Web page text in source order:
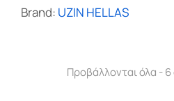
Brand: UZIN HELLAS
Προβάλλονται όλα -